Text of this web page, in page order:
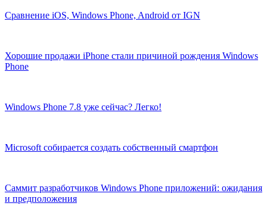
Сравнение iOS, Windows Phone, Android от IGN
Хорошие продажи iPhone стали причиной рождения Windows
Phone
Windows Phone 7.8 уже сейчас? Легко!
Microsoft собирается создать собственный смартфон
Саммит разработчиков Windows Phone приложений: ожидания
и предположения